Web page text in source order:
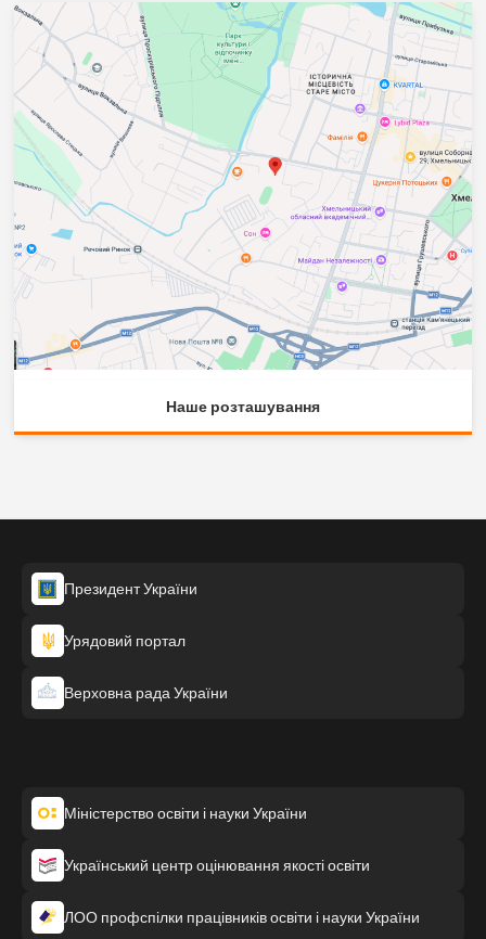
Наше розташування
Президент України
Урядовий портал
Верховна рада України
Міністерство освіти і науки України
Український центр оцінювання якості освіти
ЛОО профспілки працівників освіти і науки України